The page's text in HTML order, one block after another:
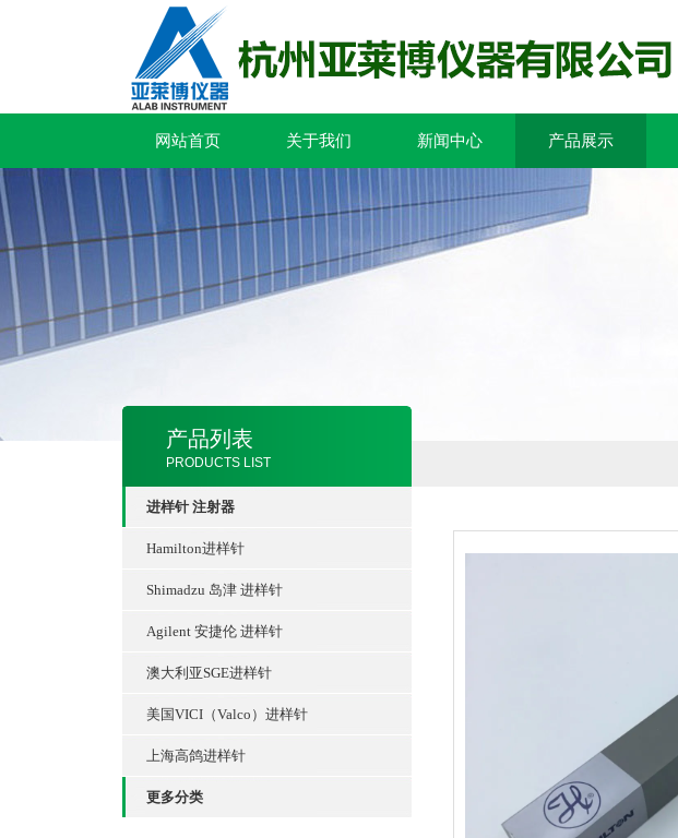
网站首页 关于我们 新闻中心 产品展示
产品列表
PRODUCTS LIST
进样针 注射器
Hamilton进样针
Shimadzu 岛津 进样针
Agilent 安捷伦 进样针
澳大利亚SGE进样针
美国VICI（Valco）进样针
上海高鸽进样针
更多分类